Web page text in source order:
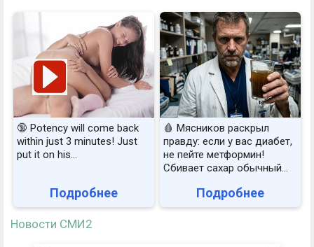
🔞 Potency will come back
within just 3 minutes! Just
put it on his…
Подробнее
🩸 Мясников раскрыл
правду: если у вас диабет,
не пейте метформин!
Сбивает сахар обычный...
Подробнее
Новости СМИ2